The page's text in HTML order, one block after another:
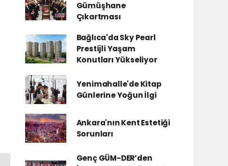
Gümüşhane
Çıkartması
Bağlıca'da Sky Pearl
Prestijli Yaşam
Konutları Yükseliyor
Yenimahalle'de Kitap
Günlerine Yoğun İlgi
Ankara'nın Kent Estetiği
Sorunları
Genç GÜM-DER’den